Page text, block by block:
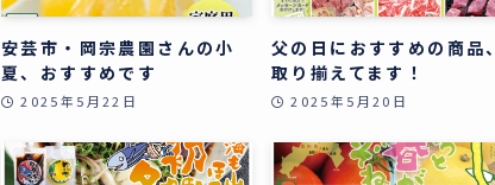
安芸市・岡宗農園さんの小
夏、おすすめです
2025年5月22日
父の日におすすめの商品、
取り揃えてます！
2025年5月20日